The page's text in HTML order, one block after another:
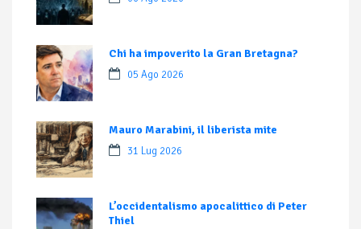
Chi ha impoverito la Gran Bretagna?
05 Ago 2026
Mauro Marabini, il liberista mite
31 Lug 2026
L’occidentalismo apocalittico di Peter
Thiel